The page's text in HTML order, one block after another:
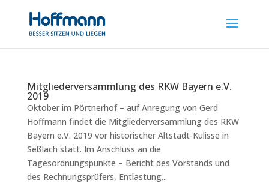
Mitgliederversammlung des RKW Bayern e.V.
2019
Oktober im Pörtnerhof – auf Anregung von Gerd
Hoffmann findet die Mitgliederversammlung des RKW
Bayern e.V. 2019 vor historischer Altstadt-Kulisse in
Seßlach statt. Im Anschluss an die
Tagesordnungspunkte – Bericht des Vorstands und
des Rechnungsprüfers, Entlastung...